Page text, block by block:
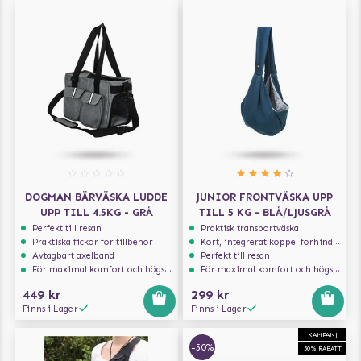
DOGMAN BÄRVÄSKA LUDDE
UPP TILL 4.5KG - GRÅ
Perfekt till resan
Praktiska fickor för tillbehör
Avtagbart axelband
För maximal komfort och högsta säkerhet
449 kr
Finns i Lager
JUNIOR FRONTVÄSKA UPP
TILL 5 KG - BLÅ/LJUSGRÅ
Praktisk transportväska
Kort, integrerat koppel förhindrar att hunden hoppar ur
Perfekt till resan
För maximal komfort och högsta säkerhet
299 kr
Finns i Lager
KAMPANJ
50% RABATT
-50%